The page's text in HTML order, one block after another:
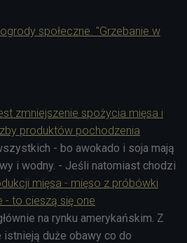
społeczne. "Grzebanie w
zmniejszenie spożycia mięsa i
produktów pochodzenia
- bo awokado i soja mają
i wodny. - Jeśli natomiast chodzi
mięsa - mięso z próbówki
to cieszą się one
na rynku amerykańskim. Z
istnieją duże obawy co do